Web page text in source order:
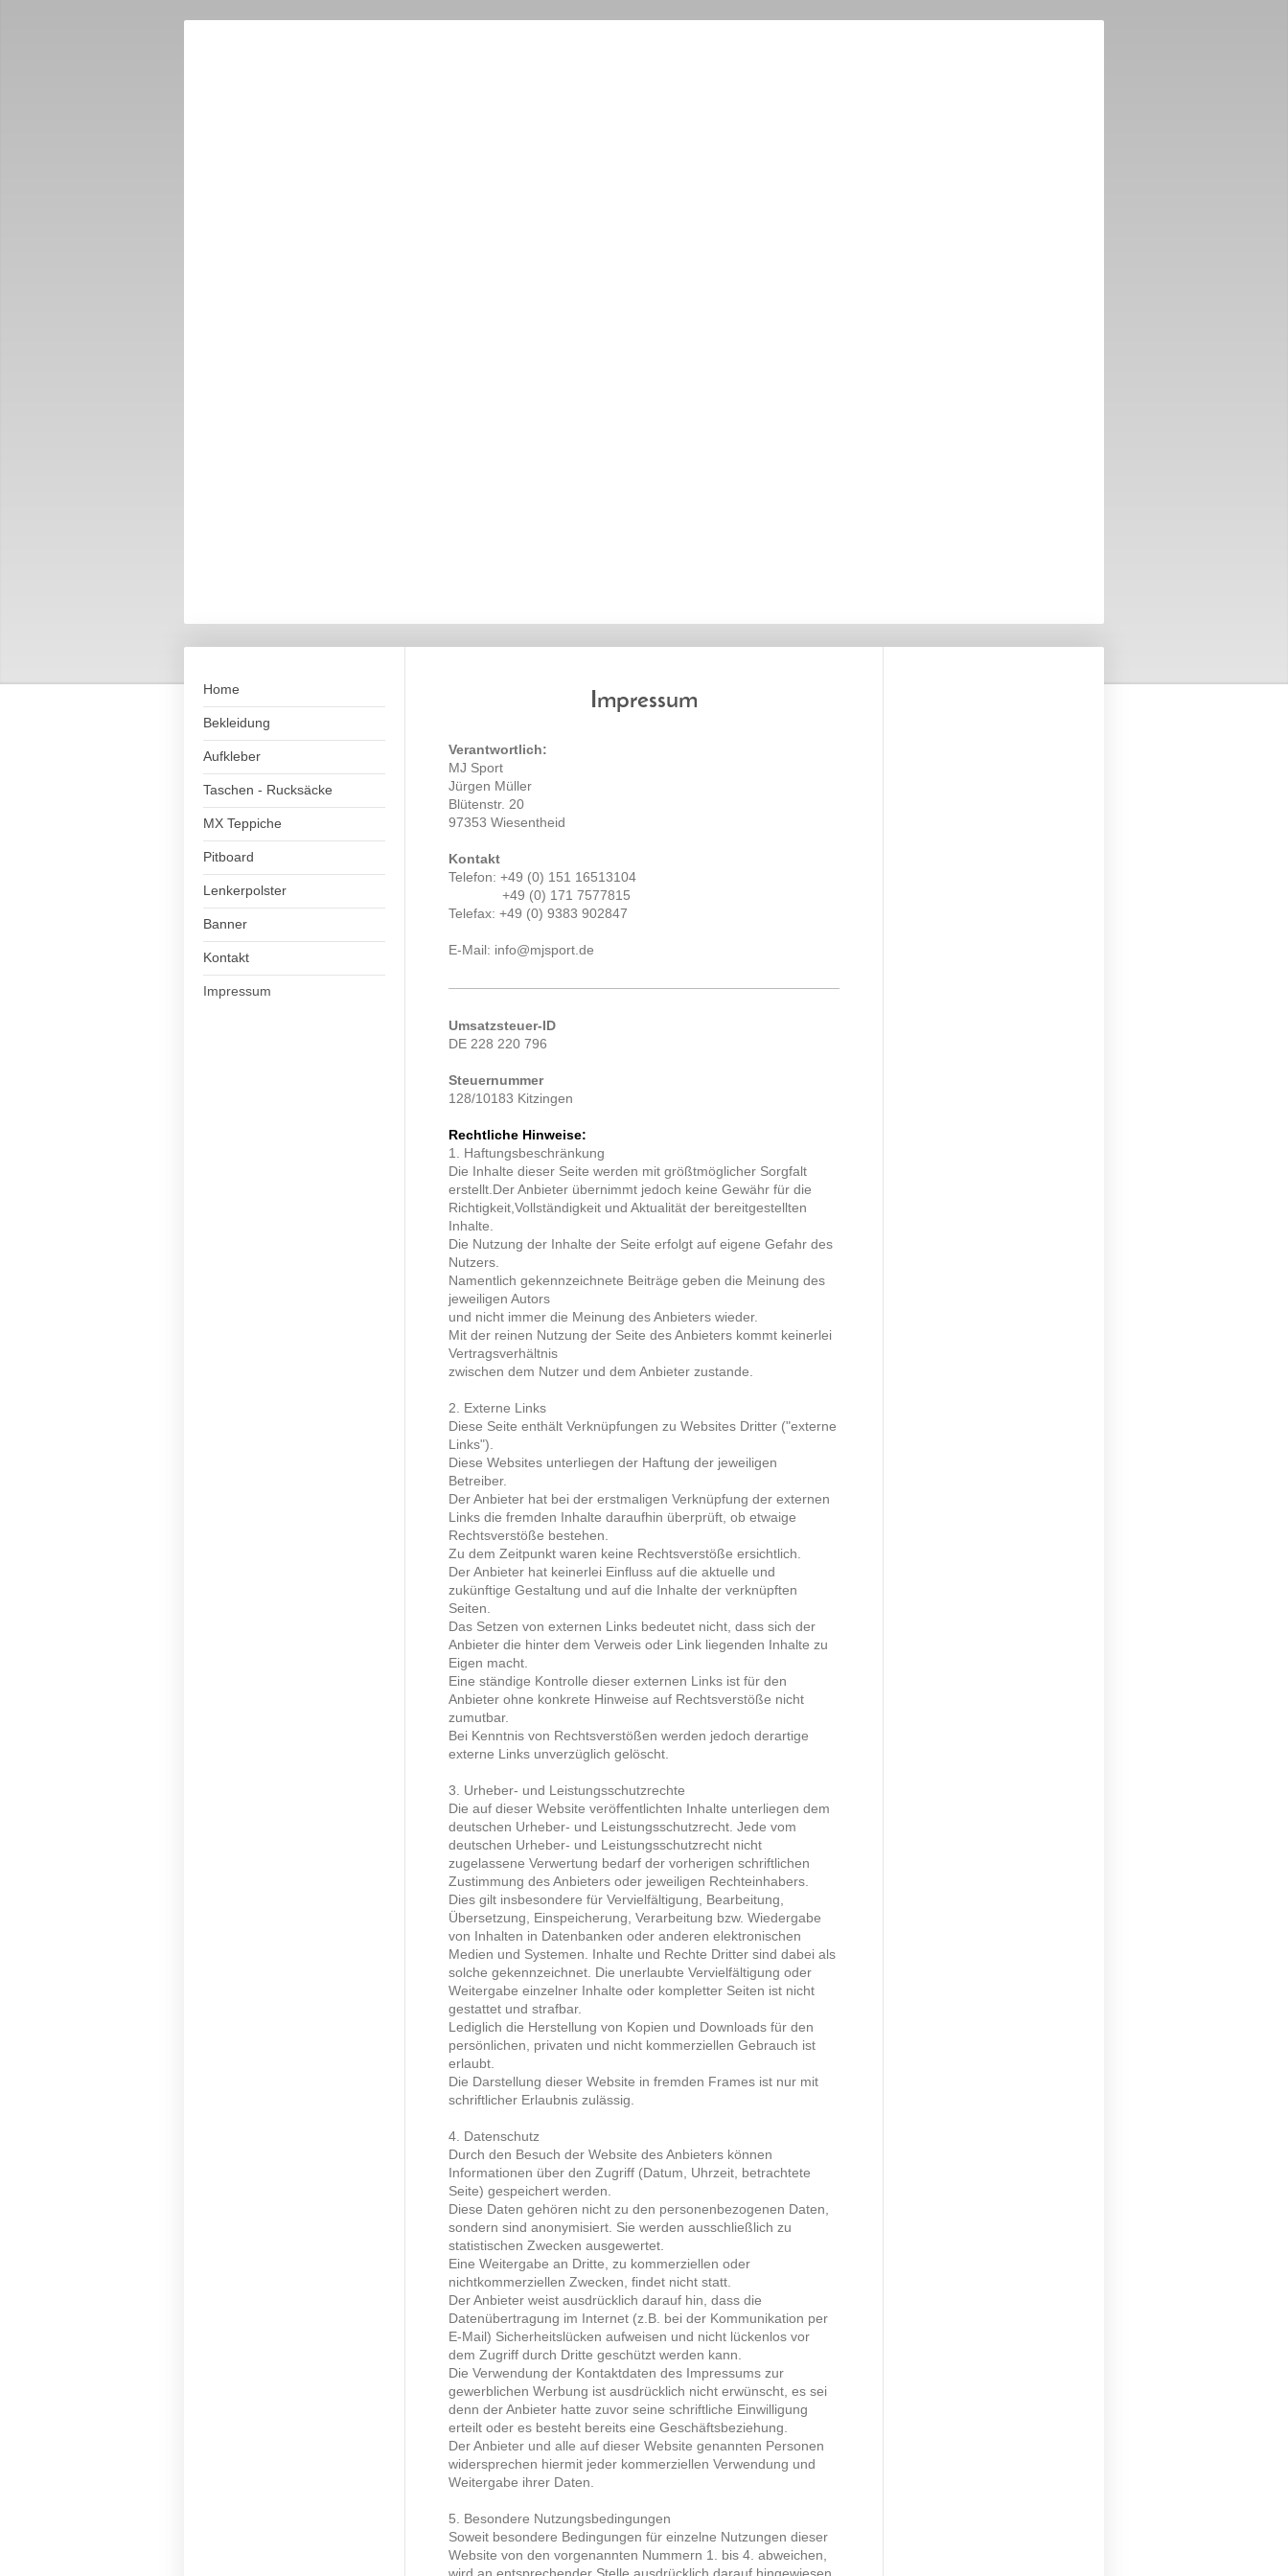
Home
Bekleidung
Aufkleber
Taschen - Rucksäcke
MX Teppiche
Pitboard
Lenkerpolster
Banner
Kontakt
Impressum
Impressum
Verantwortlich:
MJ Sport
Jürgen Müller
Blütenstr. 20
97353 Wiesentheid
Kontakt
Telefon: +49 (0) 151 16513104
+49 (0) 171 7577815
Telefax: +49 (0) 9383 902847
E-Mail: info@mjsport.de
Umsatzsteuer-ID
DE 228 220 796
Steuernummer
128/10183 Kitzingen
Rechtliche Hinweise:
1. Haftungsbeschränkung
Die Inhalte dieser Seite werden mit größtmöglicher Sorgfalt
erstellt.Der Anbieter übernimmt jedoch keine Gewähr für die
Richtigkeit,Vollständigkeit und Aktualität der bereitgestellten
Inhalte.
Die Nutzung der Inhalte der Seite erfolgt auf eigene Gefahr des
Nutzers.
Namentlich gekennzeichnete Beiträge geben die Meinung des
jeweiligen Autors
und nicht immer die Meinung des Anbieters wieder.
Mit der reinen Nutzung der Seite des Anbieters kommt keinerlei
Vertragsverhältnis
zwischen dem Nutzer und dem Anbieter zustande.
2. Externe Links
Diese Seite enthält Verknüpfungen zu Websites Dritter ("externe
Links").
Diese Websites unterliegen der Haftung der jeweiligen
Betreiber.
Der Anbieter hat bei der erstmaligen Verknüpfung der externen
Links die fremden Inhalte daraufhin überprüft, ob etwaige
Rechtsverstöße bestehen.
Zu dem Zeitpunkt waren keine Rechtsverstöße ersichtlich.
Der Anbieter hat keinerlei Einfluss auf die aktuelle und
zukünftige Gestaltung und auf die Inhalte der verknüpften
Seiten.
Das Setzen von externen Links bedeutet nicht, dass sich der
Anbieter die hinter dem Verweis oder Link liegenden Inhalte zu
Eigen macht.
Eine ständige Kontrolle dieser externen Links ist für den
Anbieter ohne konkrete Hinweise auf Rechtsverstöße nicht
zumutbar.
Bei Kenntnis von Rechtsverstößen werden jedoch derartige
externe Links unverzüglich gelöscht.
3. Urheber- und Leistungsschutzrechte
Die auf dieser Website veröffentlichten Inhalte unterliegen dem
deutschen Urheber- und Leistungsschutzrecht. Jede vom
deutschen Urheber- und Leistungsschutzrecht nicht
zugelassene Verwertung bedarf der vorherigen schriftlichen
Zustimmung des Anbieters oder jeweiligen Rechteinhabers.
Dies gilt insbesondere für Vervielfältigung, Bearbeitung,
Übersetzung, Einspeicherung, Verarbeitung bzw. Wiedergabe
von Inhalten in Datenbanken oder anderen elektronischen
Medien und Systemen. Inhalte und Rechte Dritter sind dabei als
solche gekennzeichnet. Die unerlaubte Vervielfältigung oder
Weitergabe einzelner Inhalte oder kompletter Seiten ist nicht
gestattet und strafbar.
Lediglich die Herstellung von Kopien und Downloads für den
persönlichen, privaten und nicht kommerziellen Gebrauch ist
erlaubt.
Die Darstellung dieser Website in fremden Frames ist nur mit
schriftlicher Erlaubnis zulässig.
4. Datenschutz
Durch den Besuch der Website des Anbieters können
Informationen über den Zugriff (Datum, Uhrzeit, betrachtete
Seite) gespeichert werden.
Diese Daten gehören nicht zu den personenbezogenen Daten,
sondern sind anonymisiert. Sie werden ausschließlich zu
statistischen Zwecken ausgewertet.
Eine Weitergabe an Dritte, zu kommerziellen oder
nichtkommerziellen Zwecken, findet nicht statt.
Der Anbieter weist ausdrücklich darauf hin, dass die
Datenübertragung im Internet (z.B. bei der Kommunikation per
E-Mail) Sicherheitslücken aufweisen und nicht lückenlos vor
dem Zugriff durch Dritte geschützt werden kann.
Die Verwendung der Kontaktdaten des Impressums zur
gewerblichen Werbung ist ausdrücklich nicht erwünscht, es sei
denn der Anbieter hatte zuvor seine schriftliche Einwilligung
erteilt oder es besteht bereits eine Geschäftsbeziehung.
Der Anbieter und alle auf dieser Website genannten Personen
widersprechen hiermit jeder kommerziellen Verwendung und
Weitergabe ihrer Daten.
5. Besondere Nutzungsbedingungen
Soweit besondere Bedingungen für einzelne Nutzungen dieser
Website von den vorgenannten Nummern 1. bis 4. abweichen,